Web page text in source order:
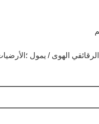
الهوى / يمول